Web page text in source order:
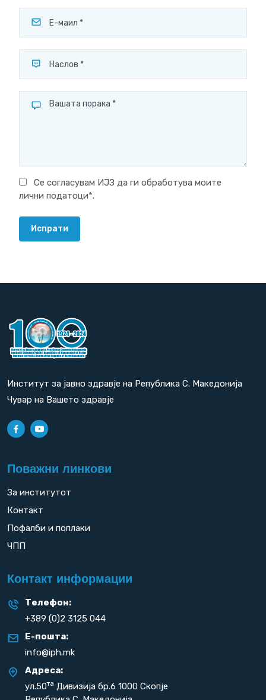
Се согласувам ИЈЗ да ги обработува моите
лични податоци*.
Испрати
Институт за јавно здравје на Република С. Македонија
Чувар на Вашето здравје
Поважни линкови
За институтот
Контакт
Пофалби и поплаки
ЧПП
Контакт информации
Телефон:
+389 (0)2 3125 044
Е-пошта:
info@iph.mk
Адреса:
ул.50та Дивизија бр.6 1000 Скопје